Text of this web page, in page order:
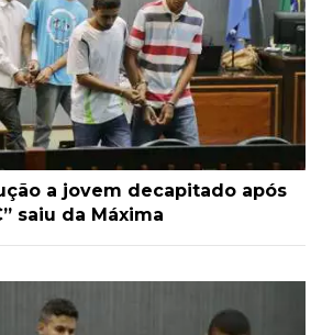
a jovem decapitado após
saiu da Máxima